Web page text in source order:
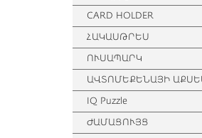
CARD HOLDER
ՀԱԿԱՍԹՐԵՍ
ՈՒՍԱՊԱՐԿ
ԱՎՏՈՄԵՔԵՆԱՅԻ
IQ Puzzle
ԺԱՄԱՑՈՒՅՑ